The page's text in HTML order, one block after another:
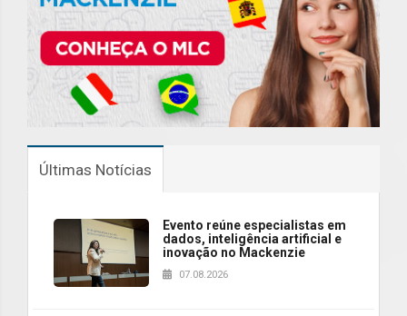
Últimas Notícias
Evento reúne especialistas em
dados, inteligência artificial e
inovação no Mackenzie
07.08.2026